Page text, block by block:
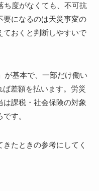
ち度がなくても、不可抗
要になるのは天災事変の
ておくと判断しやすいで
が基本で、一部だけ働い
差額を払います。労災
課税・社会保険の対象
す。
たときの参考にしてく